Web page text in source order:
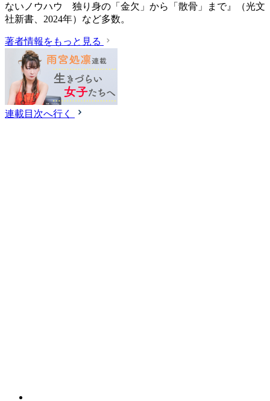
ないノウハウ 独り身の「金欠」から「散骨」まで』（光文
社新書、2024年）など多数。
著者情報をもっと見る
連載目次へ行く